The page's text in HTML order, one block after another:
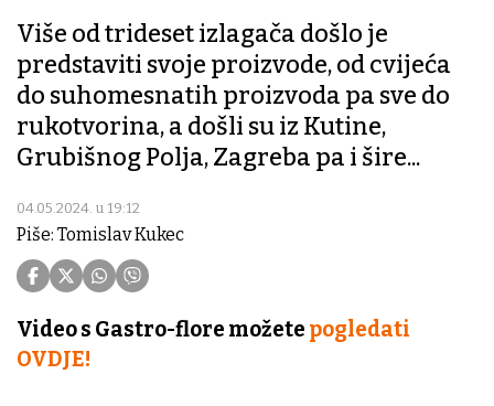
Više od trideset izlagača došlo je
predstaviti svoje proizvode, od cvijeća
do suhomesnatih proizvoda pa sve do
rukotvorina, a došli su iz Kutine,
Grubišnog Polja, Zagreba pa i šire...
04.05.2024. u 19:12
Piše: Tomislav Kukec
Video s Gastro-flore možete pogledati
OVDJE!